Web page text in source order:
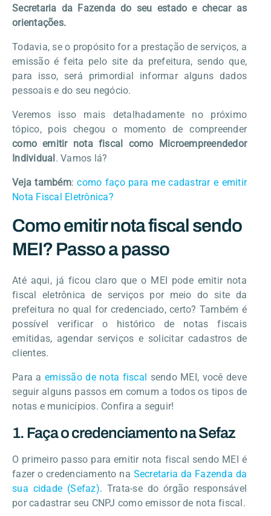
Secretaria da Fazenda do seu estado e checar as
orientações.
Todavia, se o propósito for a prestação de serviços, a
emissão é feita pelo site da prefeitura, sendo que,
para isso, será primordial informar alguns dados
pessoais e do seu negócio.
Veremos isso mais detalhadamente no próximo
tópico, pois chegou o momento de compreender
como emitir nota fiscal como Microempreendedor
Individual. Vamos lá?
Veja também:como faço para me cadastrar e emitir
Nota Fiscal Eletrônica?
Como emitir nota fiscal sendo
MEI? Passo a passo
Até aqui, já ficou claro que o MEI pode emitir nota
fiscal eletrônica de serviços por meio do site da
prefeitura no qual for credenciado, certo? Também é
possível verificar o histórico de notas fiscais
emitidas, agendar serviços e solicitar cadastros de
clientes.
Para aemissão de nota fiscal sendo MEI, você deve
seguir alguns passos em comum a todos os tipos de
notas e municípios. Confira a seguir!
1. Faça o credenciamento na Sefaz
O primeiro passo para emitir nota fiscal sendo MEI é
fazer o credenciamento na Secretaria da Fazenda da
sua cidade (Sefaz). Trata-se do órgão responsável
por cadastrar seu CNPJ como emissor de nota fiscal.